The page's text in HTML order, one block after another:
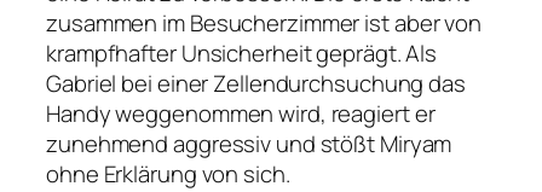
zusammen im Besucherzimmer ist aber von
krampfhafter Unsicherheit geprägt. Als
Gabriel bei einer Zellendurchsuchung das
Handy weggenommen wird, reagiert er
zunehmend aggressiv und stößt Miryam
ohne Erklärung von sich.